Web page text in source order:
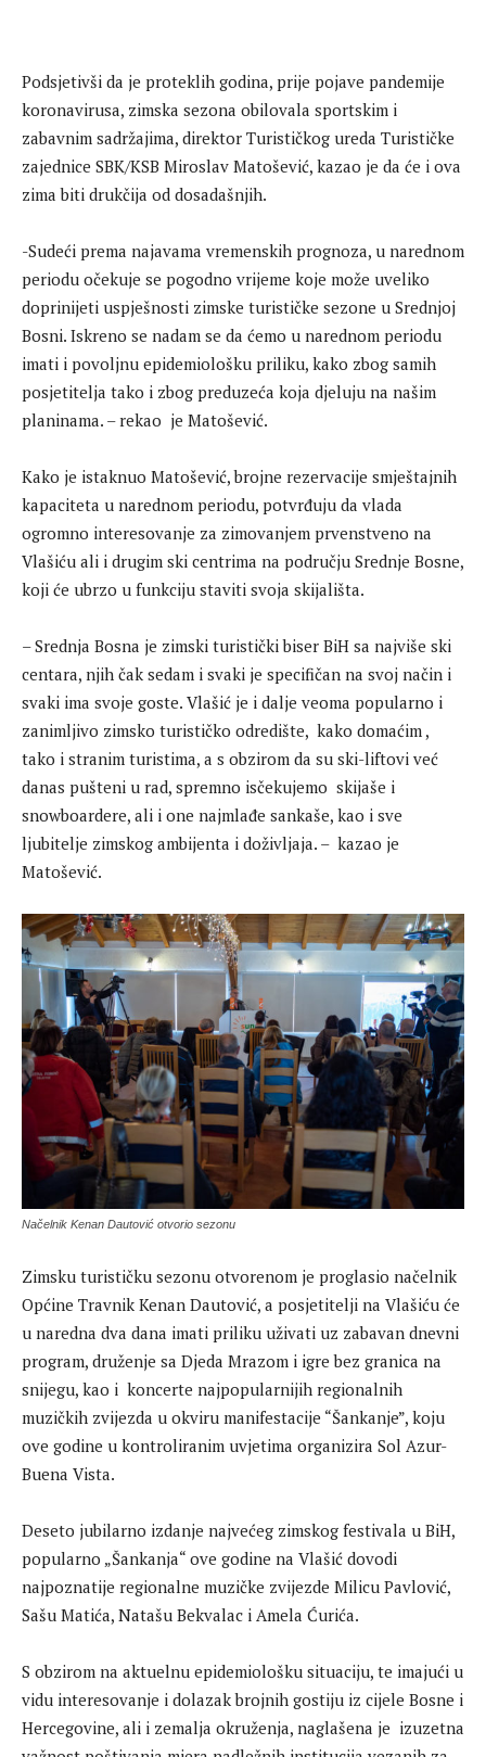
Podsjetivši da je proteklih godina, prije pojave pandemije
koronavirusa, zimska sezona obilovala sportskim i
zabavnim sadržajima, direktor Turističkog ureda Turističke
zajednice SBK/KSB Miroslav Matošević, kazao je da će i ova
zima biti drukčija od dosadašnjih.
-Sudeći prema najavama vremenskih prognoza, u narednom
periodu očekuje se pogodno vrijeme koje može uveliko
doprinijeti uspješnosti zimske turističke sezone u Srednjoj
Bosni. Iskreno se nadam se da ćemo u narednom periodu
imati i povoljnu epidemiološku priliku, kako zbog samih
posjetitelja tako i zbog preduzeća koja djeluju na našim
planinama. – rekao je Matošević.
Kako je istaknuo Matošević, brojne rezervacije smještajnih
kapaciteta u narednom periodu, potvrđuju da vlada
ogromno interesovanje za zimovanjem prvenstveno na
Vlašiću ali i drugim ski centrima na području Srednje Bosne,
koji će ubrzo u funkciju staviti svoja skijališta.
– Srednja Bosna je zimski turistički biser BiH sa najviše ski
centara, njih čak sedam i svaki je specifičan na svoj način i
svaki ima svoje goste. Vlašić je i dalje veoma popularno i
zanimljivo zimsko turističko odredište, kako domaćim ,
tako i stranim turistima, a s obzirom da su ski-liftovi već
danas pušteni u rad, spremno isčekujemo skijaše i
snowboardere, ali i one najmlađe sankaše, kao i sve
ljubitelje zimskog ambijenta i doživljaja. – kazao je
Matošević.
Načelnik Kenan Dautović otvorio sezonu
Zimsku turističku sezonu otvorenom je proglasio načelnik
Općine Travnik Kenan Dautović, a posjetitelji na Vlašiću će
u naredna dva dana imati priliku uživati uz zabavan dnevni
program, druženje sa Djeda Mrazom i igre bez granica na
snijegu, kao i koncerte najpopularnijih regionalnih
muzičkih zvijezda u okviru manifestacije “Šankanje”, koju
ove godine u kontroliranim uvjetima organizira Sol Azur-
Buena Vista.
Deseto jubilarno izdanje najvećeg zimskog festivala u BiH,
popularno „Šankanja“ ove godine na Vlašić dovodi
najpoznatije regionalne muzičke zvijezde Milicu Pavlović,
Sašu Matića, Natašu Bekvalac i Amela Ćurića.
S obzirom na aktuelnu epidemiološku situaciju, te imajući u
vidu interesovanje i dolazak brojnih gostiju iz cijele Bosne i
Hercegovine, ali i zemalja okruženja, naglašena je izuzetna